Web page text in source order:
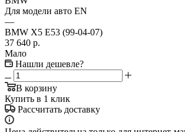
Для модели авто EN
—
BMW X5 E53 (99-04-07)
37 640 р.
Мало
Нашли дешевле?
В корзину
Купить в 1 клик
Рассчитать доставку